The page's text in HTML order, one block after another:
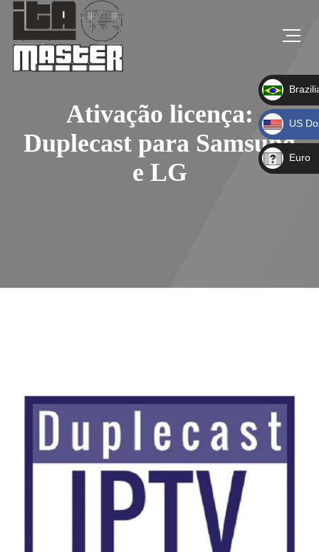
Ativação licença:
Duplecast para Samsung
e LG
BRL
R$
USD
US$
US
EUR
Euro